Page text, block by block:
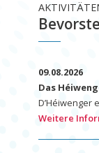
09.08.2026
Das
D’Héiwenger
Weitere